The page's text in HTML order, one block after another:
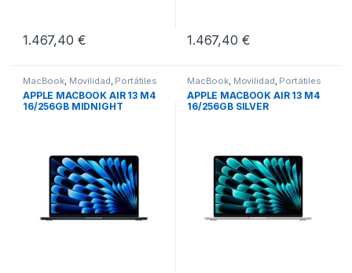
1.467,40 € 1.467,40 €
MacBook, Movilidad, Portátiles
APPLE MACBOOK AIR 13 M4
16/256GB MIDNIGHT
MacBook, Movilidad, Portátiles
APPLE MACBOOK AIR 13 M4
16/256GB SILVER